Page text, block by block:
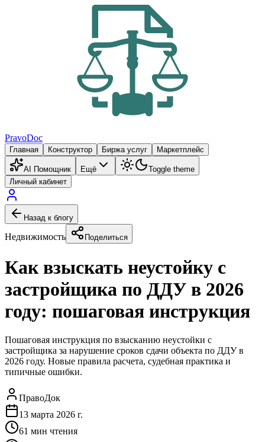
PravoDoc
Главная Конструктор Биржа услуг Маркетплейс
AI Помощник Ещё
Toggle theme
Личный кабинет
Назад к блогу
Недвижимость Поделиться
Как взыскать неустойку с
застройщика по ДДУ в 2026
году: пошаговая инструкция
Пошаговая инструкция по взысканию неустойки с
застройщика за нарушение сроков сдачи объекта по ДДУ в
2026 году. Новые правила расчета, судебная практика и
типичные ошибки.
ПравоДок
13 марта 2026 г.
61 мин чтения